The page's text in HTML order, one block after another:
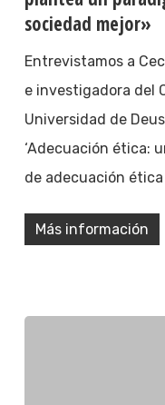
sociedad mejor»
Entrevistamos a
e investigadora del
Universidad de
‘Adecuación ética:
de adecuación ética
Más información